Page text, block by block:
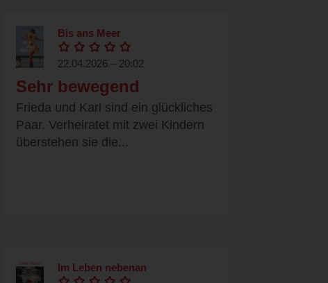
Bis ans Meer
22.04.2026 – 20:02
Sehr bewegend
Frieda und Karl sind ein glückliches
Paar. Verheiratet mit zwei Kindern
überstehen sie die...
Im Leben nebenan